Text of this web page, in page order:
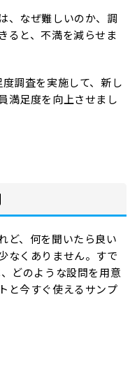
、なぜ難しいのか、調
ると、不満を減らせま
調査を実施して、新し
満足度を向上させまし
ど、何を聞いたら良い
なくありません。すで
どのような設問を用意
と今すぐ使えるサンプ